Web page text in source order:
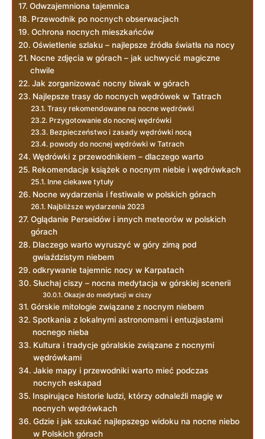
Odwzajemniona tajemnica
Przewodnik po​ nocnych obserwacjach
Ochrona nocnych mieszkańców
Oświetlenie szlaku –⁤ najlepsze źródła światła na​ nocy
Nocne zdjęcia w górach – jak uchwycić magiczne
chwile
Jak zorganizować nocny biwak w‍ górach
Najlepsze trasy do nocnych wędrówek w Tatrach
Trasy rekomendowane na nocne wędrówki
Przygotowanie⁣ do nocnej wędrówki
Bezpieczeństwo​ i zasady wędrówki nocą
powody do nocnej wędrówki w‌ Tatrach
Wędrówki z przewodnikiem – dlaczego warto
Rekomendacje książek o nocnym niebie i wędrówkach
Inne ciekawe tytuły
Nocne wydarzenia i festiwale w polskich górach
Najbliższe wydarzenia 2023
Oglądanie Perseidów i ‌innych meteorów‌ w polskich
górach
Dlaczego warto wyruszyć w góry zimą pod
gwiaździstym niebem
odkrywanie tajemnic nocy w Karpatach
Słuchaj ciszy – nocna medytacja w górskiej scenerii
Okazje do medytacji w ciszy
Górskie mitologie związane z nocnym niebem
Spotkania z lokalnymi astronomami i entuzjastami
nocnego nieba
Kultura i tradycje góralskie związane z nocnymi
wędrówkami
Jakie mapy i przewodniki warto mieć podczas
nocnych eskapad
Inspirujące historie ludzi, którzy odnaleźli⁣ magię w
nocnych wędrówkach
Gdzie i jak szukać najlepszego widoku ⁤na nocne niebo
⁤w Polskich górach